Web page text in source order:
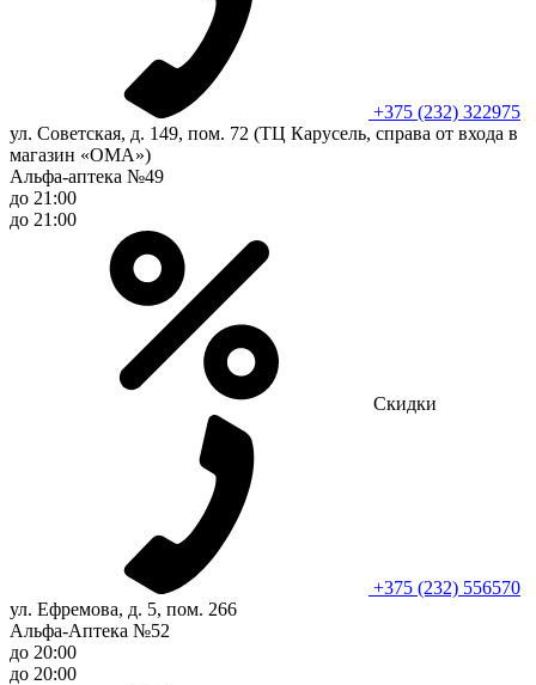
+375 (232) 322975
ул. Советская, д. 149, пом. 72 (ТЦ Карусель, справа от входа в
магазин «ОМА»)
Альфа-аптека №49
до 21:00
до 21:00
Скидки
+375 (232) 556570
ул. Ефремова, д. 5, пом. 266
Альфа-Аптека №52
до 20:00
до 20:00